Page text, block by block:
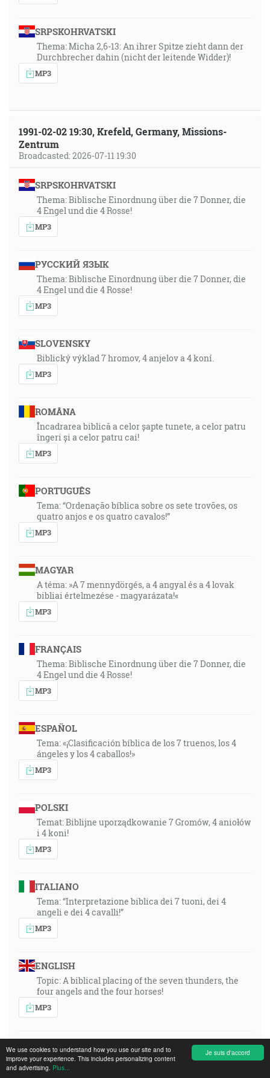
Je suis d'accord
We use cookies to understand how you use our site and to
improve your experience. This includes personalizing content
and advertising. Plus...
SRPSKOHRVATSKI
Thema: Micha 2,6-13: An ihrer Spitze zieht dann der
Durchbrecher dahin (nicht der leitende Widder)!
MP3
1991-02-02 19:30, Krefeld, Germany, Missions-
Zentrum
Broadcasted: 2026-07-11 19:30
SRPSKOHRVATSKI
Thema: Biblische Einordnung über die 7 Donner, die
4 Engel und die 4 Rosse!
MP3
РУССКИЙ ЯЗЫК
Thema: Biblische Einordnung über die 7 Donner, die
4 Engel und die 4 Rosse!
MP3
SLOVENSKY
Biblický výklad 7 hromov, 4 anjelov a 4 koní.
MP3
ROMÂNA
Încadrarea biblică a celor șapte tunete, a celor patru
îngeri și a celor patru cai!
MP3
PORTUGUÊS
Tema: “Ordenação bíblica sobre os sete trovões, os
quatro anjos e os quatro cavalos!”
MP3
MAGYAR
A téma: »A 7 mennydörgés, a 4 angyal és a 4 lovak
bibliai értelmezése - magyarázata!«
MP3
FRANÇAIS
Thema: Biblische Einordnung über die 7 Donner, die
4 Engel und die 4 Rosse!
MP3
ESPAÑOL
Tema: «¡Clasificación bíblica de los 7 truenos, los 4
ángeles y los 4 caballos!»
MP3
POLSKI
Temat: Biblijne uporządkowanie 7 Gromów, 4 aniołów
i 4 koni!
MP3
ITALIANO
Tema: “Interpretazione biblica dei 7 tuoni, dei 4
angeli e dei 4 cavalli!”
MP3
ENGLISH
Topic: A biblical placing of the seven thunders, the
four angels and the four horses!
MP3
DEUTSCH
Thema: Biblische Einordnung über die 7 Donner, die
4 Engel und die 4 Rosse!